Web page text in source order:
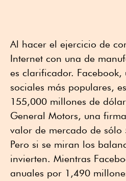
Al hacer el ejercicio de
Internet con una de
es clarificador. Facebook,
sociales más populares,
155,000 millones de
General Motors, una
valor de mercado de sólo
Pero si se miran los
invierten. Mientras
anuales por 1,490